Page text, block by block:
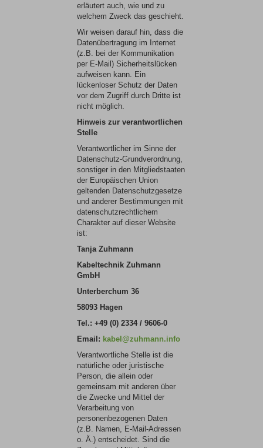
erläutert auch, wie und zu
welchem Zweck das geschieht.
Wir weisen darauf hin, dass die
Datenübertragung im Internet
(z.B. bei der Kommunikation
per E-Mail) Sicherheitslücken
aufweisen kann. Ein
lückenloser Schutz der Daten
vor dem Zugriff durch Dritte ist
nicht möglich.
Hinweis zur verantwortlichen
Stelle
Verantwortlicher im Sinne der
Datenschutz-Grundverordnung,
sonstiger in den Mitgliedstaaten
der Europäischen Union
geltenden Datenschutzgesetze
und anderer Bestimmungen mit
datenschutzrechtlichem
Charakter auf dieser Website
ist:
TanjaZuhmann
Kabeltechnik Zuhmann
GmbH
Unterberchum 36
58093 Hagen
Tel.: +49 (0) 2334 / 9606-0
Email: kabel@zuhmann.info
Verantwortliche Stelle ist die
natürliche oder juristische
Person, die allein oder
gemeinsam mit anderen über
die Zwecke und Mittel der
Verarbeitung von
personenbezogenen Daten
(z.B. Namen, E-Mail-Adressen
o. Ä.) entscheidet. Sind die